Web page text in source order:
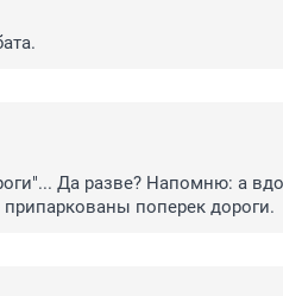
Да разве? Напомню: а
поперек дороги.